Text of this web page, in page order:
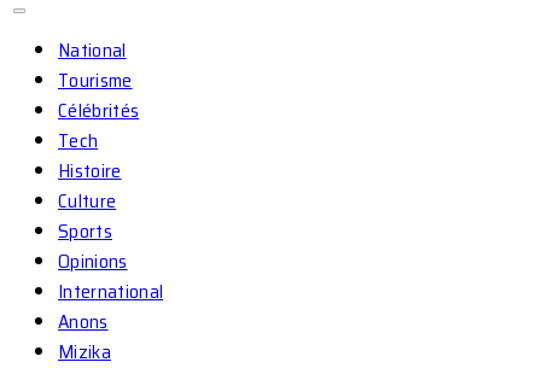
National
Tourisme
Célébrités
Tech
Histoire
Culture
Sports
Opinions
International
Anons
Mizika